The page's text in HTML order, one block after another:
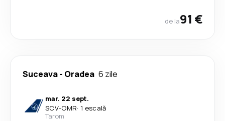
de la91 €
Suceava- Oradea 6 zile
mar. 22 sept.
SCV-OMR· 1 escală
Tarom